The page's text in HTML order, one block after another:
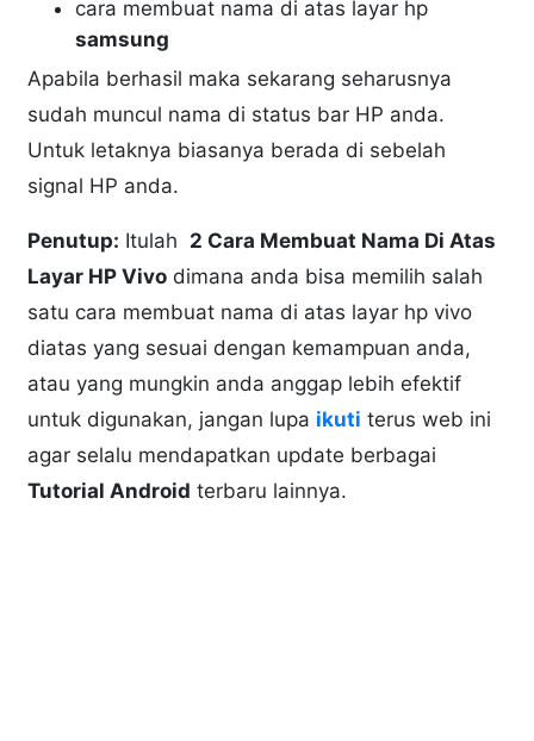
cara membuat nama di atas layar hp
samsung
Apabila berhasil maka sekarang seharusnya
sudah muncul nama di status bar HP anda.
Untuk letaknya biasanya berada di sebelah
signal HP anda.
Penutup: Itulah 2 Cara Membuat Nama Di Atas
Layar HP Vivo dimana anda bisa memilih salah
satu cara membuat nama di atas layar hp vivo
diatas yang sesuai dengan kemampuan anda,
atau yang mungkin anda anggap lebih efektif
untuk digunakan, jangan lupa ikuti terus web ini
agar selalu mendapatkan update berbagai
Tutorial Android terbaru lainnya.